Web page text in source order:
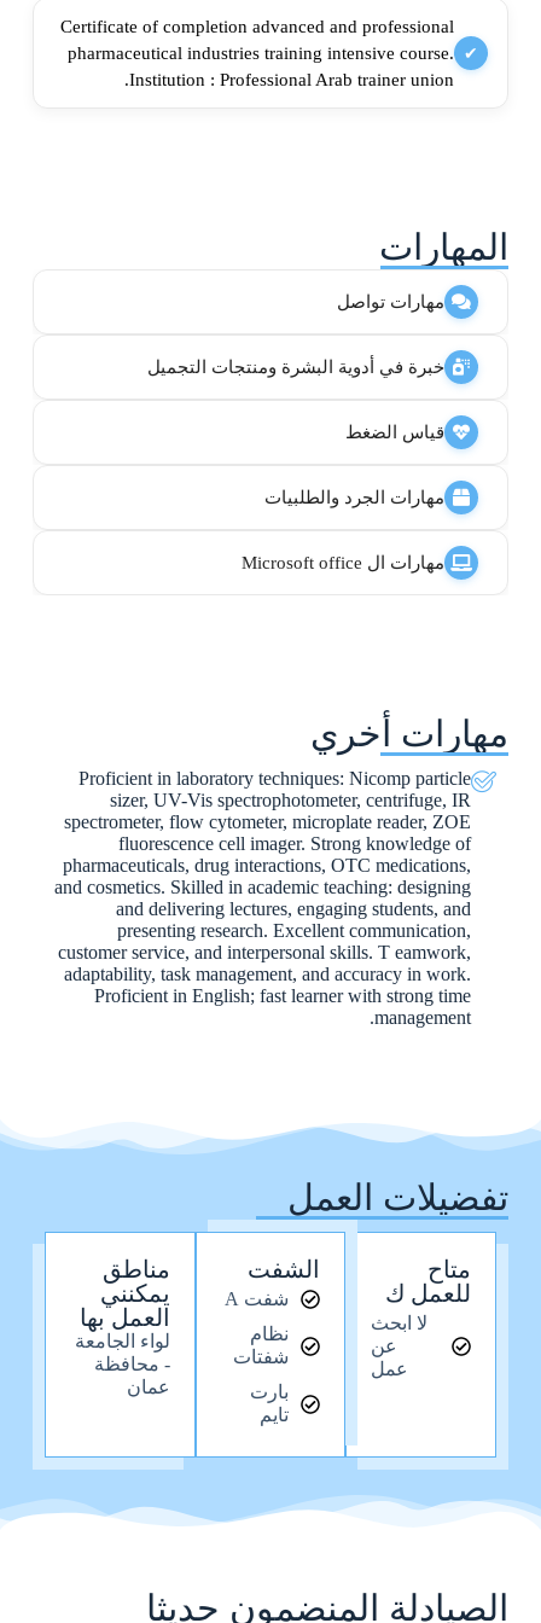
✔
Certificate of completion advanced and professional
pharmaceutical industries training intensive course.
Institution : Professional Arab trainer union.
المهارات
مهارات تواصل
خبرة في أدوية البشرة ومنتجات التجميل
قياس الضغط
مهارات الجرد والطلبيات
مهارات ال Microsoft office
مهارات أخري
Proficient in laboratory techniques: Nicomp particle
sizer, UV-Vis spectrophotometer, centrifuge, IR
spectrometer, flow cytometer, microplate reader, ZOE
fluorescence cell imager. Strong knowledge of
pharmaceuticals, drug interactions, OTC medications,
and cosmetics. Skilled in academic teaching: designing
and delivering lectures, engaging students, and
presenting research. Excellent communication,
customer service, and interpersonal skills. T eamwork,
adaptability, task management, and accuracy in work.
Proficient in English; fast learner with strong time
management.
تفضيلات العمل
متاح
للعمل ك
لا ابحث
عن
عمل
الشفت
شفت A
نظام
شفتات
بارت
تايم
مناطق
يمكنني
العمل بها
لواء الجامعة
- محافظة
عمان
الصيادلة المنضمون حديثا